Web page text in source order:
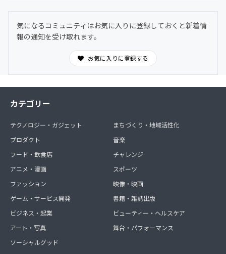
気になるコミュニティはお気に入りに登録しておくと新着情
報の通知を受け取れます。
お気に入りに登録する
カテゴリー
テクノロジー・ガジェット
プロダクト
フード・飲食店
アニメ・漫画
ファッション
ゲーム・サービス開発
ビジネス・起業
アート・写真
ソーシャルグッド
まちづくり・地域活性化
音楽
チャレンジ
スポーツ
映像・映画
書籍・雑誌出版
ビューティー・ヘルスケア
舞台・パフォーマンス